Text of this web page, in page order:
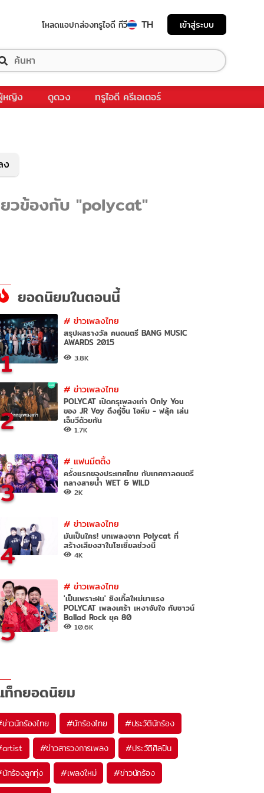
โหลดแอปกล่องทรูไอดี ทีวี TH เข้าสู่ระบบ
หญิง ดูดวง ทรูไอดี ครีเอเตอร์
ง
ยวข้องกับ "polycat"
ยอดนิยมในตอนนี้
1
# ข่าวเพลงไทย
สรุปผลรางวัล คนดนตรี BANG MUSIC
AWARDS 2015
3.8K
2
# ข่าวเพลงไทย
POLYCAT เปิดกรุเพลงเก่า Only You
ของ JR Voy ดึงคู่จิ้น โอห์ม - ฟลุ้ค เล่น
เอ็มวีด้วยกัน
1.7K
3
# แฟนมีตติ้ง
ครั้งแรกของประเทศไทย กับเทศกาลดนตรี
กลางสายน้ำ WET & WILD
2K
4
# ข่าวเพลงไทย
มันเป็นใคร! บทเพลงจาก Polycat ที่
สร้างเสียงฮาในโซเชี่ยลช่วงนี้
4K
5
# ข่าวเพลงไทย
'เป็นเพราะฝน' ซิงเกิ้ลใหม่มาแรง
POLYCAT เพลงเศร้า เหงาจับใจ กับซาวน์
Ballad Rock ยุค 80
10.6K
ท็กยอดนิยม
ข่าวนักร้องไทย #นักร้องไทย #ประวัตินักร้อง
artist #ข่าวสารวงการเพลง #ประวัติศิลปิน
นักร้องลูกทุ่ง #เพลงใหม่ #ข่าวนักร้อง